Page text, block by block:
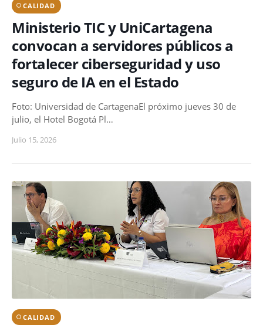
CALIDAD
Ministerio TIC y UniCartagena
convocan a servidores públicos a
fortalecer ciberseguridad y uso
seguro de IA en el Estado
Foto: Universidad de CartagenaEl próximo jueves 30 de
julio, el Hotel Bogotá Pl…
Julio 15, 2026
CALIDAD